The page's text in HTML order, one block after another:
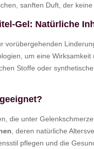
sanften Duft, der
Gel: Natürliche
vorübergehenden
um eine
Stoffe oder
die unter
, deren natürliche
pflegen und die